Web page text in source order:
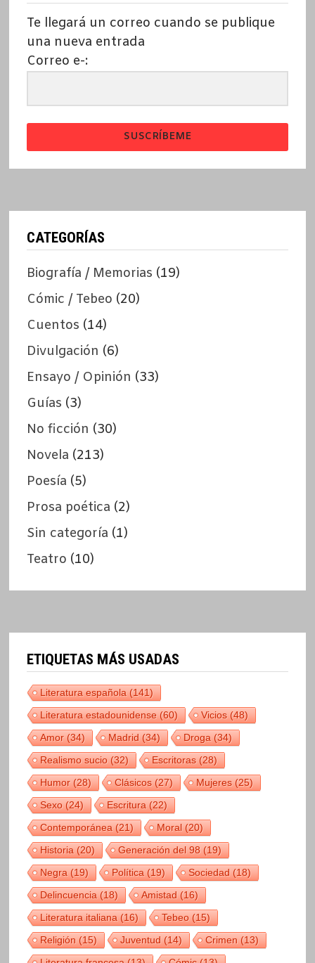
Te llegará un correo cuando se publique
una nueva entrada
Correo e-:
SUSCRÍBEME
CATEGORÍAS
Biografía / Memorias (19)
Cómic / Tebeo (20)
Cuentos (14)
Divulgación (6)
Ensayo / Opinión (33)
Guías (3)
No ficción (30)
Novela (213)
Poesía (5)
Prosa poética (2)
Sin categoría (1)
Teatro (10)
ETIQUETAS MÁS USADAS
Literatura española(141)
Literatura estadounidense(60) Vicios(48)
Amor(34) Madrid(34) Droga(34)
Realismo sucio(32) Escritoras(28)
Humor(28) Clásicos(27) Mujeres(25)
Sexo(24) Escritura(22)
Contemporánea(21) Moral(20)
Historia(20) Generación del 98(19)
Negra(19) Política(19) Sociedad(18)
Delincuencia(18) Amistad(16)
Literatura italiana(16) Tebeo(15)
Religión(15) Juventud(14) Crimen(13)